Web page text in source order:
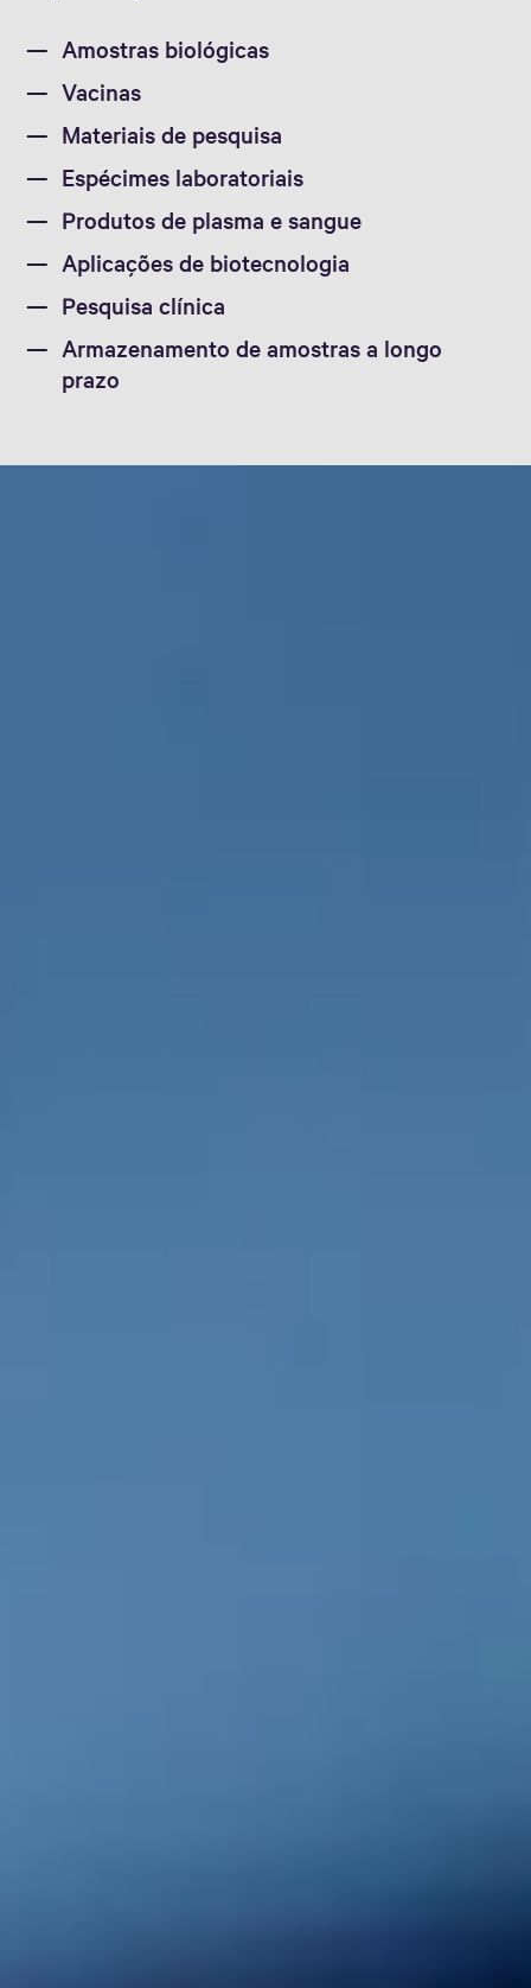
Amostras biológicas
Vacinas
Materiais de pesquisa
Espécimes laboratoriais
Produtos de plasma e sangue
Aplicações de biotecnologia
Pesquisa clínica
Armazenamento de amostras a longo
prazo